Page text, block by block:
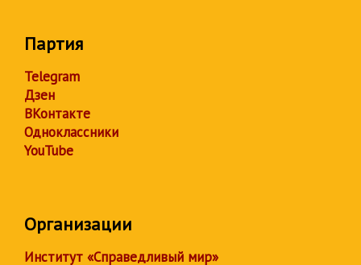
Партия
Telegram
Дзен
ВКонтакте
Одноклассники
YouTube
Организации
Институт «Справедливый мир»